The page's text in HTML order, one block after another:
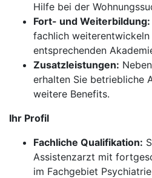
Hilfe bei der
Fort- und Weiterbildung:
fachlich
entsprechenden
Zusatzleistungen:
erhalten Sie betriebliche
weitere Benefits.
Ihr Profil
Fachliche Qualifikation:
Assistenzarzt mit
im Fachgebiet